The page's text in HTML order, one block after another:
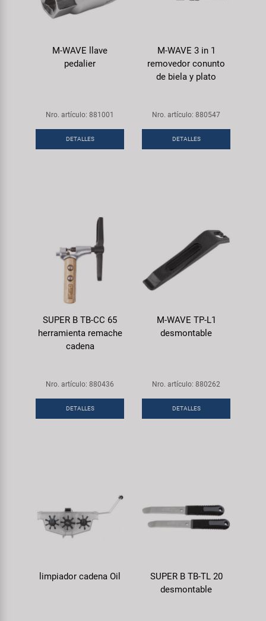
M-WAVE llave
pedalier
Nro. artículo: 881001
DETALLES
M-WAVE 3 in 1
removedor conunto
de biela y plato
Nro. artículo: 880547
DETALLES
SUPER B TB-CC 65
herramienta remache
cadena
Nro. artículo: 880436
DETALLES
M-WAVE TP-L1
desmontable
Nro. artículo: 880262
DETALLES
limpiador cadena Oil
SUPER B TB-TL 20
desmontable